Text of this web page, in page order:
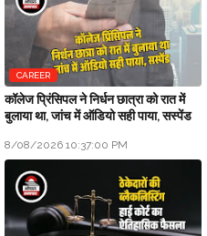
CAREER
कॉलेज प्रिंसिपल ने निर्धन छात्रा को रात में
बुलाया था, जांच में ऑडियो सही पाया, सस्पेंड
8/08/2026 10:37:00 PM